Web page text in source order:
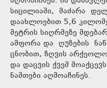
სიცილიაში, მაძარა
დაახლოებით 5,6
მეტრის სიღრმეზე
ამფორა და ღუზების
ცნობით, ზღვის
და დაცვის ქვეშ
ნაშთები აღმოაჩინეს.